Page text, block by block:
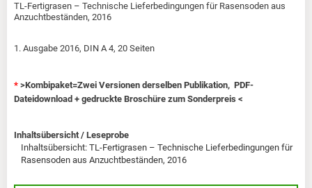
TL-Fertigrasen – Technische Lieferbedingungen für Rasensoden aus
Anzuchtbeständen, 2016
1. Ausgabe 2016, DIN A 4, 20 Seiten
* >Kombipaket=Zwei Versionen derselben Publikation, PDF-
Dateidownload + gedruckte Broschüre zum Sonderpreis <
Inhaltsübersicht / Leseprobe
Inhaltsübersicht: TL-Fertigrasen – Technische Lieferbedingungen für
Rasensoden aus Anzuchtbeständen, 2016